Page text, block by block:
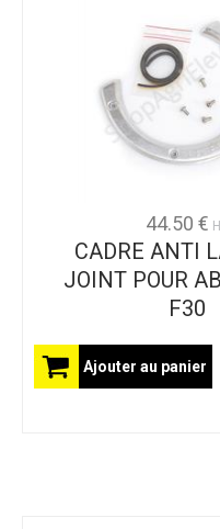
44.50 €
CADRE ANTI
JOINT POUR
F30
Ajouter au panier